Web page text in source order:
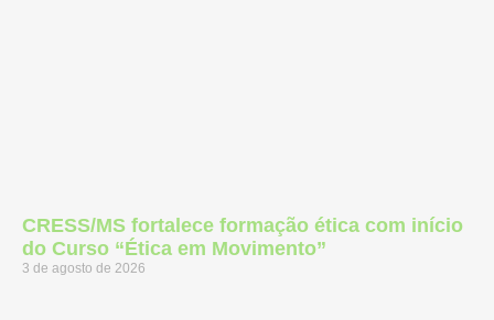
CRESS/MS fortalece formação ética com início
do Curso “Ética em Movimento”
3 de agosto de 2026